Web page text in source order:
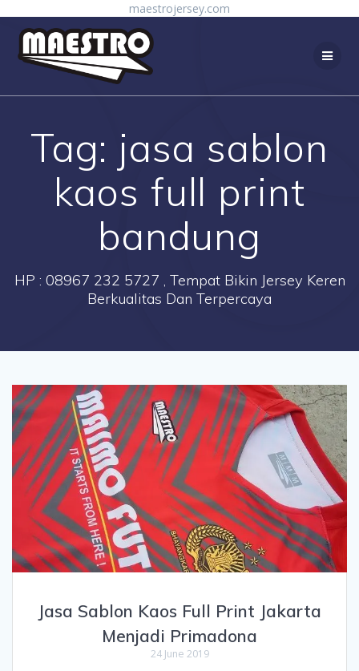
maestrojersey.com
Tag: jasa sablon
kaos full print
bandung
HP : 08967 232 5727 , Tempat Bikin Jersey Keren
Berkualitas Dan Terpercaya
Jasa Sablon Kaos Full Print Jakarta
Menjadi Primadona
24 June 2019